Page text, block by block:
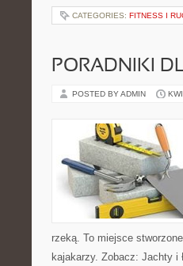
CATEGORIES: FITNESS I
PORADNIKI
POSTED BY ADMIN
rzeką. To miejsce
kajakarzy. Zobacz: Jachty i